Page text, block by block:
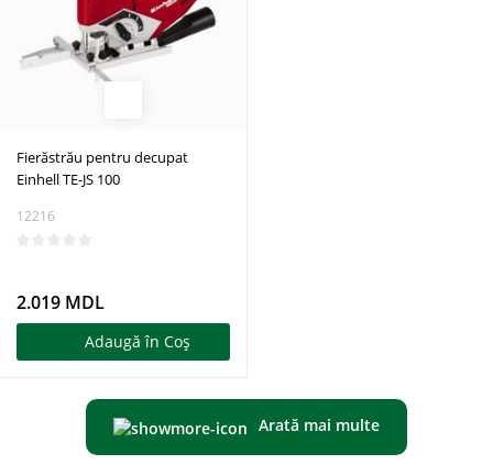
Fierăstrău pentru decupat
Einhell TE-JS 100
12216
2.019 MDL
Adaugă în Coş
Arată mai multe